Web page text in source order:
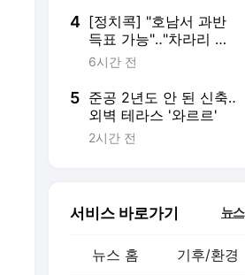
4 [정치콕] "호남서 과반
득표 가능"‥"차라리 그
래야 분당 안 돼"
6시간 전
5 준공 2년도 안 된 신축‥
외벽 테라스 '와르르'
2시간 전
서비스 바로가기 뉴스
뉴스 홈 기후/환경